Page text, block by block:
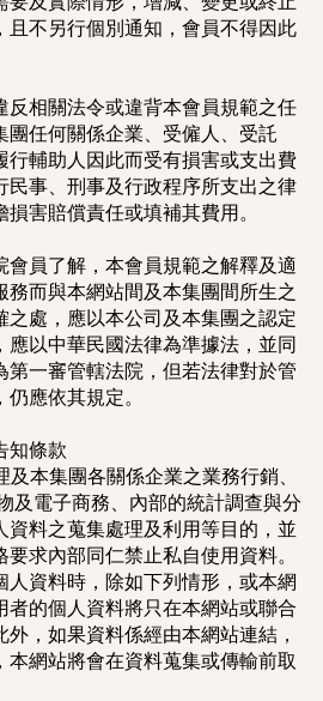
且不另行個別通知，會員不得因此
反相關法令或違背本會員規範之任
任何關係企業、受僱人、受託
行輔助人因此而受有損害或支出費
民事、刑事及行政程序所支出之律
害賠償責任或填補其費用。
員了解，本會員規範之解釋及適
而與本網站間及本集團間所生之
處，應以本公司及本集團之認定
應以中華民國法律為準據法，並同
一審管轄法院，但若法律對於管
應依其規定。
知條款
本集團各關係企業之業務行銷、
及電子商務、內部的統計調查與分
料之蒐集處理及利用等目的，並
求內部同仁禁止私自使用資料。
資料時，除如下列情形，或本網
的個人資料將只在本網站或聯合
，如果資料係經由本網站連結，
網站將會在資料蒐集或傳輸前取